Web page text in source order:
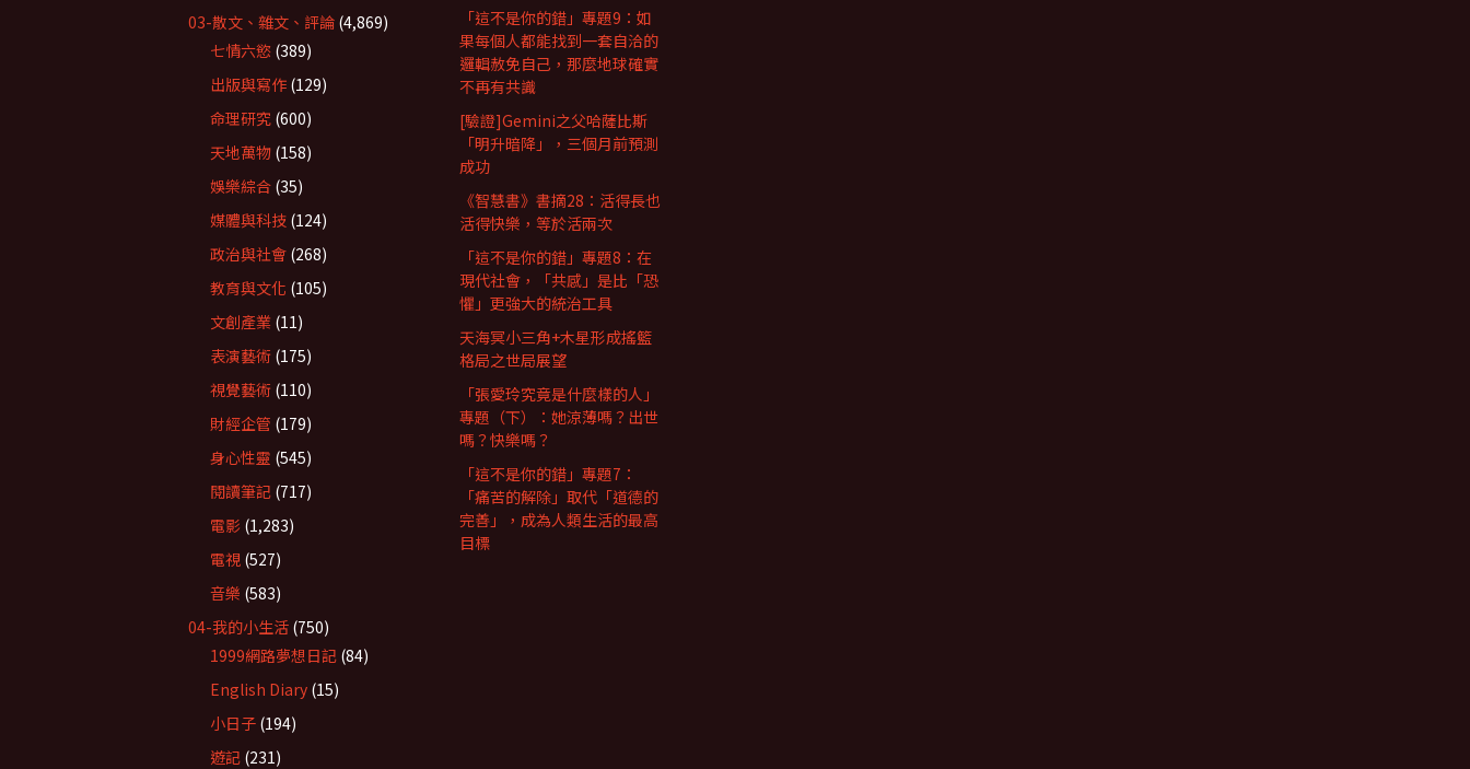
03-散文、雜文、評論 (4,869)
七情六慾 (389)
出版與寫作 (129)
命理研究 (600)
天地萬物 (158)
娛樂綜合 (35)
媒體與科技 (124)
政治與社會 (268)
教育與文化 (105)
文創產業 (11)
表演藝術 (175)
視覺藝術 (110)
財經企管 (179)
身心性靈 (545)
閱讀筆記 (717)
電影 (1,283)
電視 (527)
音樂 (583)
04-我的小生活 (750)
1999網路夢想日記 (84)
English Diary (15)
小日子 (194)
遊記 (231)
「這不是你的錯」專題9：如
果每個人都能找到一套自洽的
邏輯赦免自己，那麼地球確實
不再有共識
[驗證]Gemini之父哈薩比斯
「明升暗降」，三個月前預測
成功
《智慧書》書摘28：活得長也
活得快樂，等於活兩次
「這不是你的錯」專題8：在
現代社會，「共感」是比「恐
懼」更強大的統治工具
天海冥小三角+木星形成搖籃
格局之世局展望
「張愛玲究竟是什麼樣的人」
專題（下）：她涼薄嗎？出世
嗎？快樂嗎？
「這不是你的錯」專題7：
「痛苦的解除」取代「道德的
完善」，成為人類生活的最高
目標